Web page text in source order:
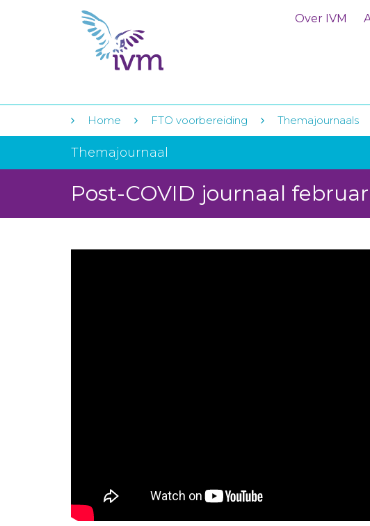
Over IVM
Home FTO voorbereiding Themajournaals
Themajournaal
Post-COVID journaal